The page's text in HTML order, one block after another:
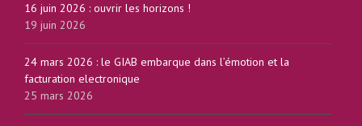
16 juin 2026 : ouvrir les horizons !
19 juin 2026
24 mars 2026 : le GIAB embarque dans l’émotion et la
facturation electronique
25 mars 2026